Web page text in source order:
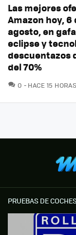
Las mejores
Amazon hoy, 6
agosto, en
eclipse y
descuentazos
del 70%
0 COMENTARIOS
HACE 15 HORAS
PRUEBAS DE